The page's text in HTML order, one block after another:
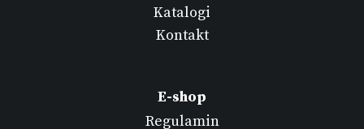
Katalogi
Kontakt
E-shop
Regulamin